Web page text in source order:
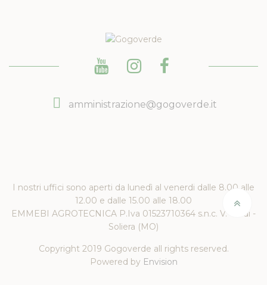
amministrazione@gogoverde.it
I nostri uffici sono aperti da lunedì al venerdi dalle 8.00 alle
12.00 e dalle 15.00 alle 18.00
EMMEBI AGROTECNICA P.Iva 01523710364 s.n.c. V. Verdi -
Soliera (MO)
Copyright 2019 Gogoverde all rights reserved.
Powered by Envision